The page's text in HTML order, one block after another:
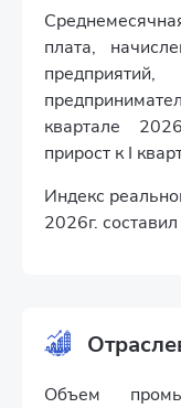
плата,
квартале
прирост к I
Индекс
2026г.
Объем